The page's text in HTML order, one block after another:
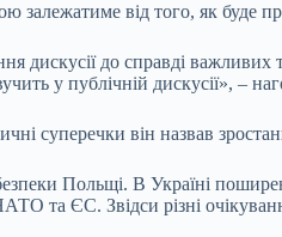
залежатиме від того, як буде
дискусії до справді
у публічній дискусії», –
суперечки він назвав
Польщі. В Україні
та ЄС. Звідси різні